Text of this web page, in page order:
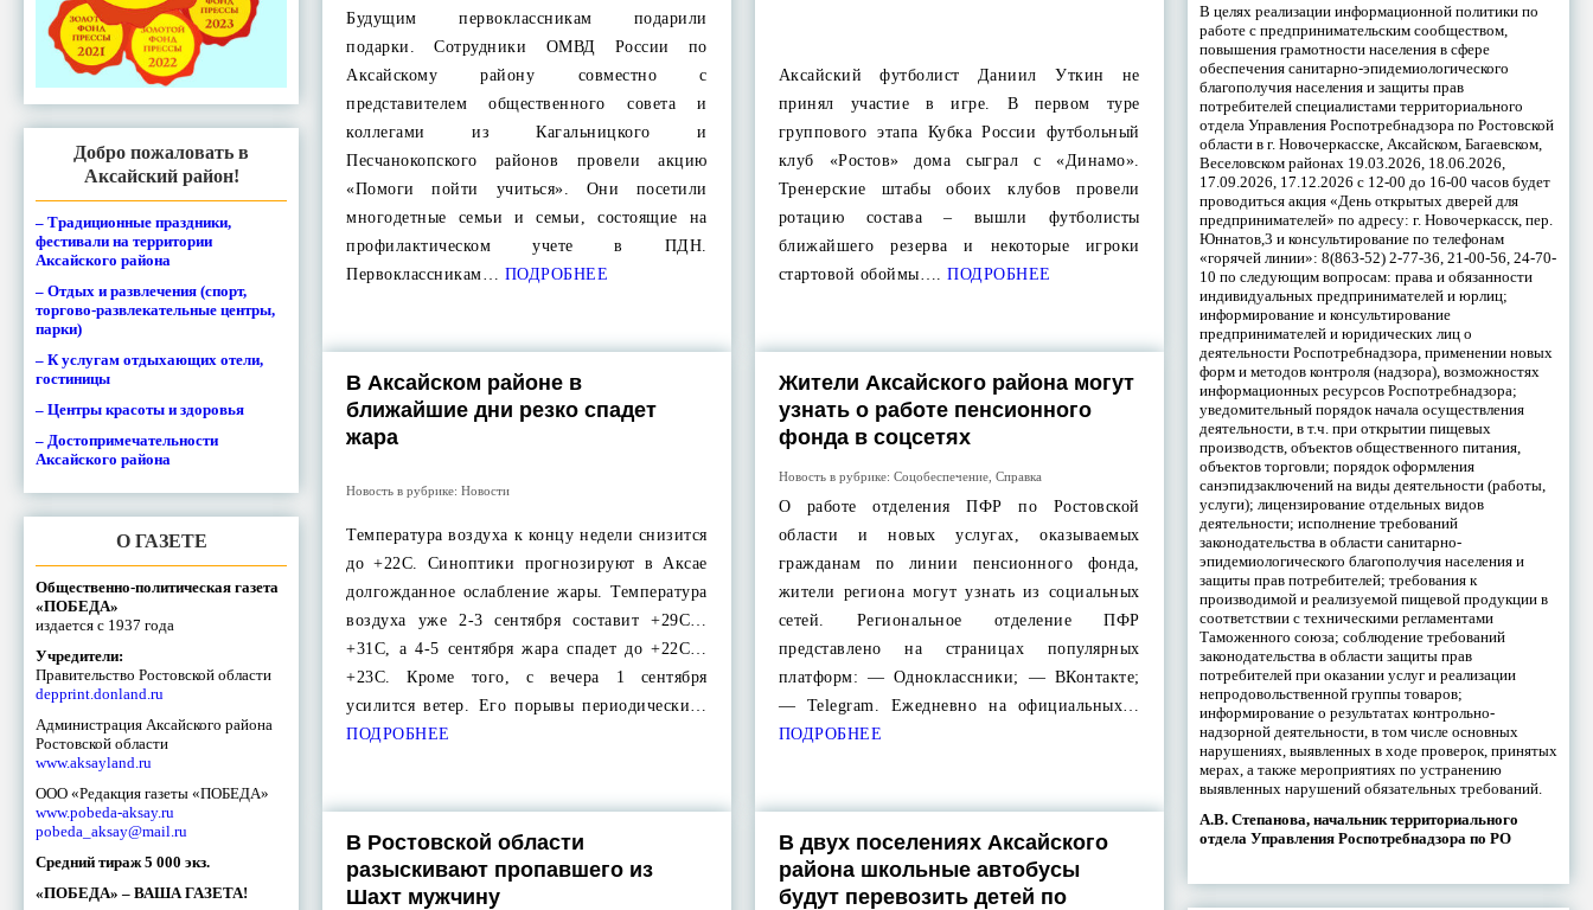
Добро пожаловать в
Аксайский район!
– Традиционные праздники,
фестивали на территории
Аксайского района
– Отдых и развлечения (спорт,
торгово-развлекательные центры,
парки)
– К услугам отдыхающих отели,
гостиницы
– Центры красоты и здоровья
– Достопримечательности
Аксайского района
О ГАЗЕТЕ
Общественно-политическая газета
«ПОБЕДА»
издается с 1937 года
Учредители:
Правительство Ростовской области
depprint.donland.ru
Администрация Аксайского района
Ростовской области
www.aksayland.ru
ООО «Редакция газеты «ПОБЕДА»
www.pobeda-aksay.ru
pobeda_aksay@mail.ru
Средний тираж 5 000 экз.
«ПОБЕДА» – ВАША ГАЗЕТА!
Будущим первоклассникам подарили
подарки. Сотрудники ОМВД России по
Аксайскому району совместно с
представителем общественного совета и
коллегами из Кагальницкого и
Песчанокопского районов провели акцию
«Помоги пойти учиться». Они посетили
многодетные семьи и семьи, состоящие на
профилактическом учете в ПДН.
Первоклассникам… ПОДРОБНЕЕ
Аксайский футболист Даниил Уткин не
принял участие в игре. В первом туре
группового этапа Кубка России футбольный
клуб «Ростов» дома сыграл с «Динамо».
Тренерские штабы обоих клубов провели
ротацию состава – вышли футболисты
ближайшего резерва и некоторые игроки
стартовой обоймы…. ПОДРОБНЕЕ
В Аксайском районе в
ближайшие дни резко спадет
жара
Новость в рубрике:Новости
Температура воздуха к концу недели снизится
до +22С. Синоптики прогнозируют в Аксае
долгожданное ослабление жары. Температура
воздуха уже 2-3 сентября составит +29С…
+31С, а 4-5 сентября жара спадет до +22С…
+23С. Кроме того, с вечера 1 сентября
усилится ветер. Его порывы периодически…
ПОДРОБНЕЕ
Жители Аксайского района могут
узнать о работе пенсионного
фонда в соцсетях
Новость в рубрике: Соцобеспечение, Справка
О работе отделения ПФР по Ростовской
области и новых услугах, оказываемых
гражданам по линии пенсионного фонда,
жители региона могут узнать из социальных
сетей. Региональное отделение ПФР
представлено на страницах популярных
платформ: — Одноклассники; — ВКонтакте;
— Telegram. Ежедневно на официальных…
ПОДРОБНЕЕ
В Ростовской области
разыскивают пропавшего из
Шахт мужчину
В двух поселениях Аксайского
района школьные автобусы
будут перевозить детей по
В целях реализации информационной политики по
работе с предпринимательским сообществом,
повышения грамотности населения в сфере
обеспечения санитарно-эпидемиологического
благополучия населения и защиты прав
потребителей специалистами территориального
отдела Управления Роспотребнадзора по Ростовской
области в г. Новочеркасске, Аксайском, Багаевском,
Веселовском районах 19.03.2026, 18.06.2026,
17.09.2026, 17.12.2026 с 12-00 до 16-00 часов будет
проводиться акция «День открытых дверей для
предпринимателей» по адресу: г. Новочеркасск, пер.
Юннатов,3 и консультирование по телефонам
«горячей линии»: 8(863-52) 2-77-36, 21-00-56, 24-70-
10 по следующим вопросам: права и обязанности
индивидуальных предпринимателей и юрлиц;
информирование и консультирование
предпринимателей и юридических лиц о
деятельности Роспотребнадзора, применении новых
форм и методов контроля (надзора), возможностях
информационных ресурсов Роспотребнадзора;
уведомительный порядок начала осуществления
деятельности, в т.ч. при открытии пищевых
производств, объектов общественного питания,
объектов торговли; порядок оформления
санэпидзаключений на виды деятельности (работы,
услуги); лицензирование отдельных видов
деятельности; исполнение требований
законодательства в области санитарно-
эпидемиологического благополучия населения и
защиты прав потребителей; требования к
производимой и реализуемой пищевой продукции в
соответствии с техническими регламентами
Таможенного союза; соблюдение требований
законодательства в области защиты прав
потребителей при оказании услуг и реализации
непродовольственной группы товаров;
информирование о результатах контрольно-
надзорной деятельности, в том числе основных
нарушениях, выявленных в ходе проверок, принятых
мерах, а также мероприятиях по устранению
выявленных нарушений обязательных требований.
А.В. Степанова, начальник территориального
отдела Управления Роспотребнадзора по РО